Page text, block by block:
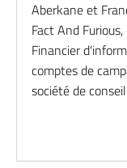
Aberkane et
Fact And
Financier
comptes de
société de